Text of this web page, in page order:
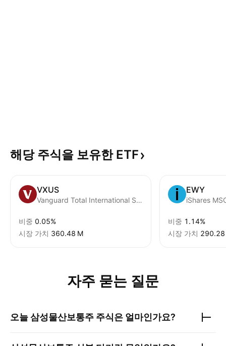
해당 주식을 보유한 ETF
VXUS
Vanguard Total International Stock ETF
비중 0.05%
시장 가치 ‪360.48 M‬
EWY
iShares
비중 1.14%
시장 가치 ‪290.28
자주 묻는 질문
오늘삼성물산보통주 주식은 얼마인가요?